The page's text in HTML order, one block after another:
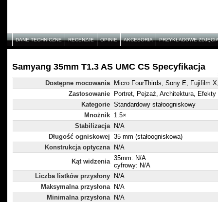
DANE TECHNICZNE RECENZJE OPINIE AKCESORIA PRZYKŁADOWE
Samyang 35mm T1.3 AS UMC CS Specyfikacja
Dostępne mocowania
Micro FourThirds, Sony E, Fujifilm
Zastosowanie
Portret, Pejzaż, Architektura, Efekty
Kategorie Standardowy stałoogniskowy
Mnożnik 1.5×
Stabilizacja
N/A
Długość ogniskowej 35 mm (stałoogniskowa)
Konstrukcja optyczna
N/A
Kąt widzenia 35mm: N/A
cyfrowy: N/A
Liczba listków przysłony
N/A
Maksymalna przysłona
N/A
Minimalna przysłona
N/A